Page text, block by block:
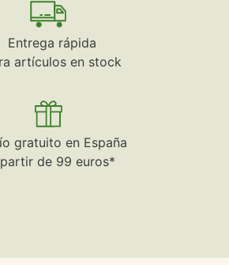
Entrega rápida
artículos en stock
gratuito en España
de 99 euros*